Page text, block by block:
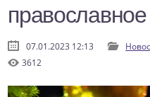
07.01.2023 12:13
3612